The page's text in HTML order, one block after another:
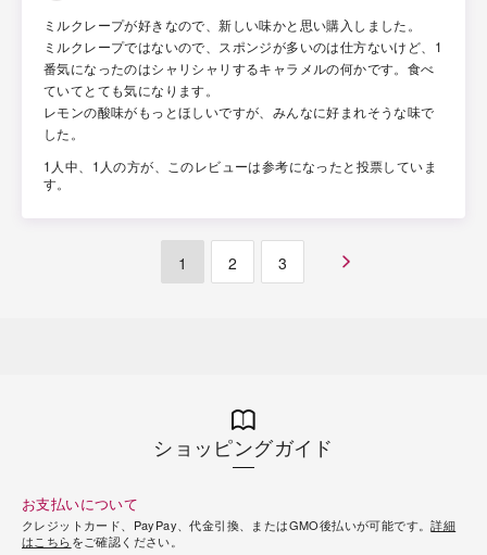
ミルクレープが好きなので、新しい味かと思い購入しました。
ミルクレープではないので、スポンジが多いのは仕方ないけど、1
番気になったのはシャリシャリするキャラメルの何かです。食べ
ていてとても気になります。
レモンの酸味がもっとほしいですが、みんなに好まれそうな味で
した。
1人中、1人の方が、このレビューは参考になったと投票していま
す。
1 2 3
ショッピングガイド
お支払いについて
クレジットカード、PayPay、代金引換、またはGMO後払いが可能です。詳細
はこちらをご確認ください。